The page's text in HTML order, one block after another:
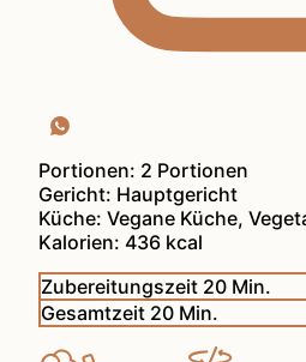
Portionen: 2 Portionen
Gericht: Hauptgericht
Küche:Vegane Küche,
Kalorien:436 kcal
Zubereitungszeit 20Minuten
Min.
Gesamtzeit 20Minuten
Min.